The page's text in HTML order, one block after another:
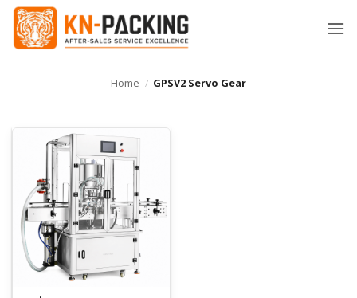
ข้าม
ยัง
Home / GPSV2 Servo Gear